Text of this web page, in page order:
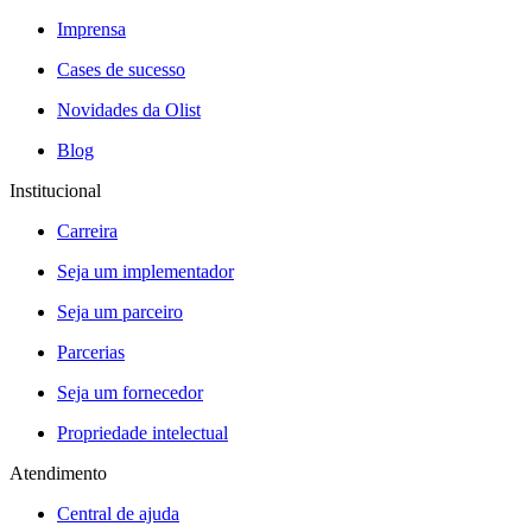
Imprensa
Cases de sucesso
Novidades da Olist
Blog
Institucional
Carreira
Seja um implementador
Seja um parceiro
Parcerias
Seja um fornecedor
Propriedade intelectual
Atendimento
Central de ajuda